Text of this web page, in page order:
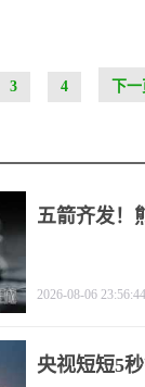
3 4 下
五箭齐发！
2026-08-06 23:56:44
央视短短5